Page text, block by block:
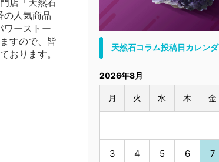
店「天然石
の人気商品
ワーストー
すので、皆
おります。
天然石コラム投稿日カレンダ
2026年8月
月 火 水 木 金
3 4 5 6 7